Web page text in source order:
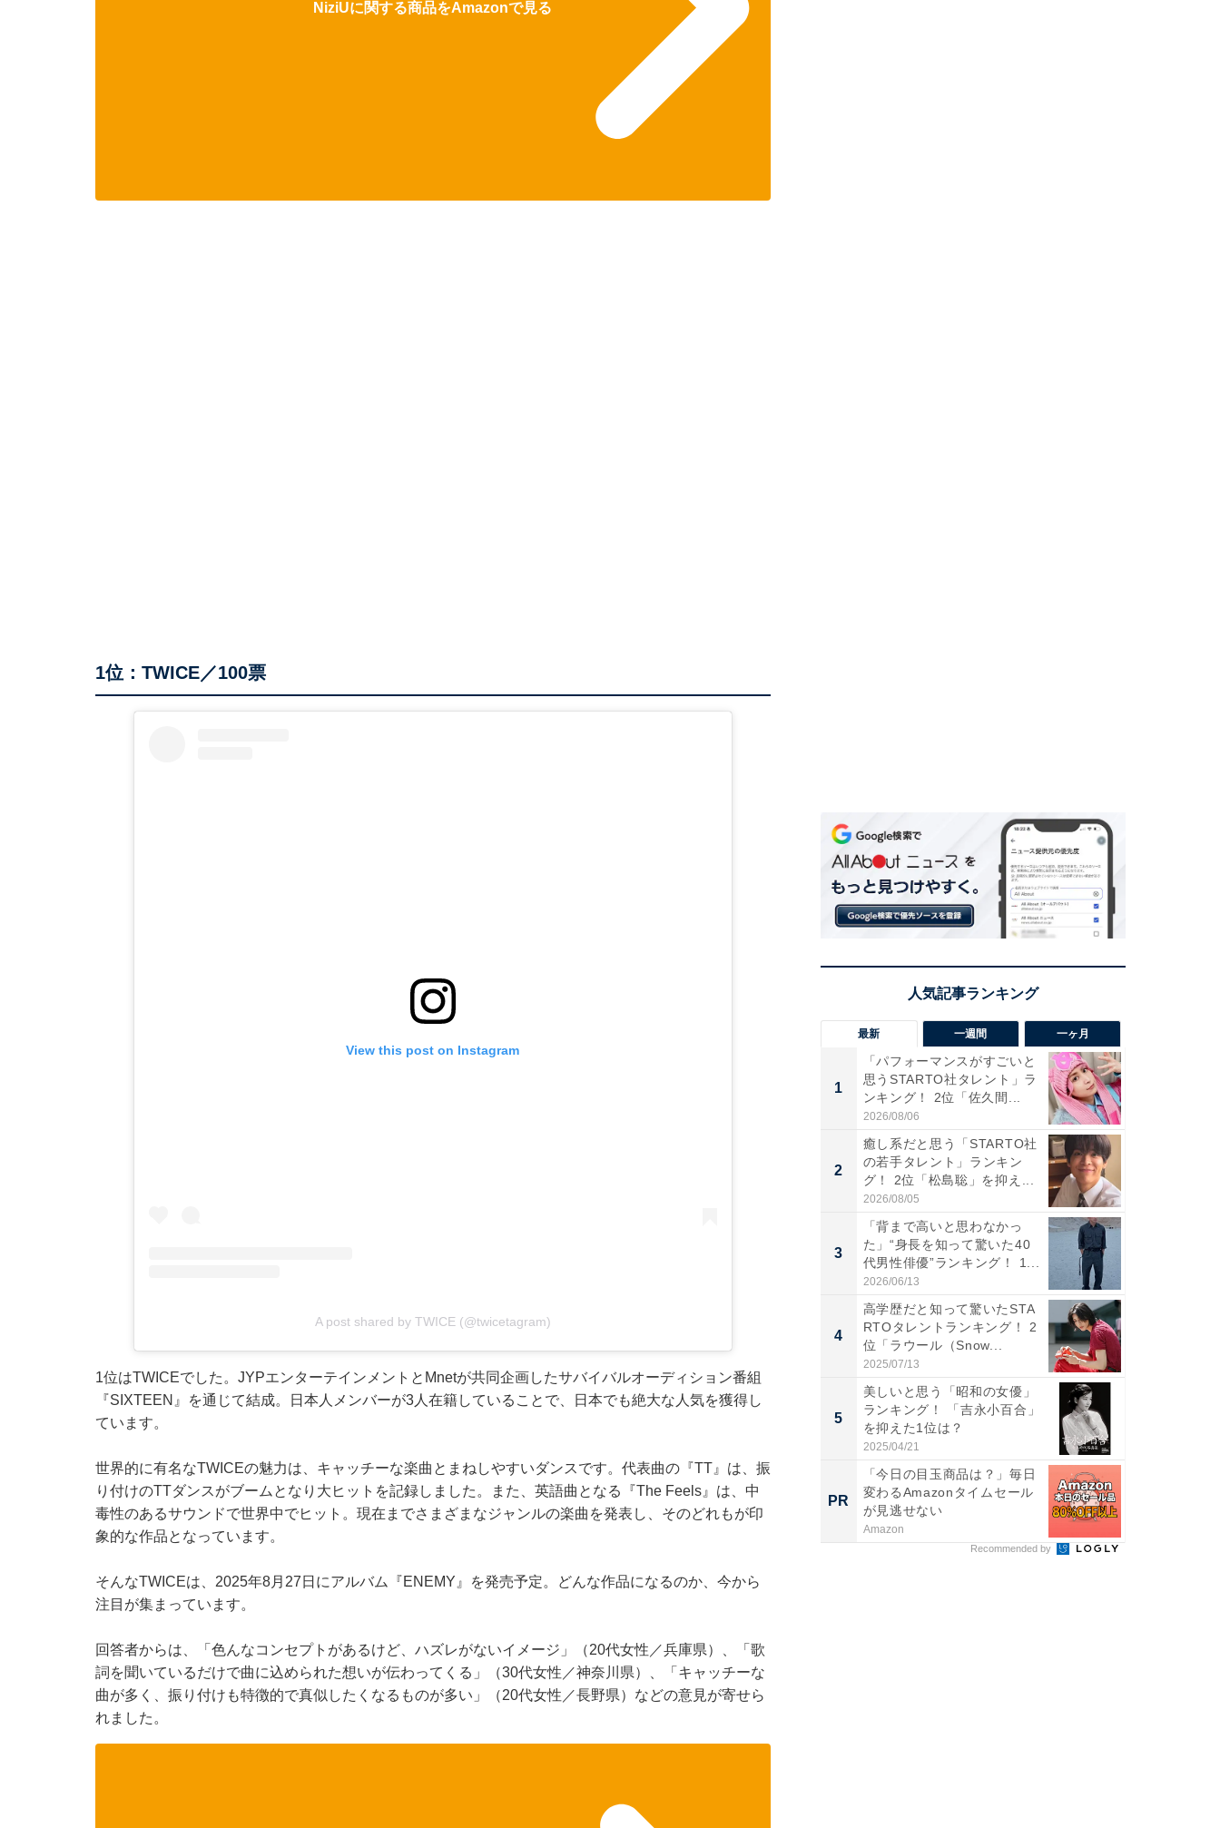
NiziUに関する商品をAmazonで見る
1位：TWICE／100票
View this post on Instagram
A post shared by TWICE (@twicetagram)
1位はTWICEでした。JYPエンターテインメントとMnetが共同企画したサバイバルオーディション番組
『SIXTEEN』を通じて結成。日本人メンバーが3人在籍していることで、日本でも絶大な人気を獲得し
ています。
世界的に有名なTWICEの魅力は、キャッチーな楽曲とまねしやすいダンスです。代表曲の『TT』は、振
り付けのTTダンスがブームとなり大ヒットを記録しました。また、英語曲となる『The Feels』は、中
毒性のあるサウンドで世界中でヒット。現在までさまざまなジャンルの楽曲を発表し、そのどれもが印
象的な作品となっています。
そんなTWICEは、2025年8月27日にアルバム『ENEMY』を発売予定。どんな作品になるのか、今から
注目が集まっています。
回答者からは、「色んなコンセプトがあるけど、ハズレがないイメージ」（20代女性／兵庫県）、「歌
詞を聞いているだけで曲に込められた想いが伝わってくる」（30代女性／神奈川県）、「キャッチーな
曲が多く、振り付けも特徴的で真似したくなるものが多い」（20代女性／長野県）などの意見が寄せら
れました。
最新 一週間 一ヶ月
1
「パフォーマンスがすごいと
思うSTARTO社タレント」ラ
ンキング！ 2位「佐久間...
2026/08/06
2
癒し系だと思う「STARTO社
の若手タレント」ランキン
グ！ 2位「松島聡」を抑え...
2026/08/05
3
「背まで高いと思わなかっ
た」“身長を知って驚いた40
代男性俳優”ランキング！ 1...
2026/06/13
4
高学歴だと知って驚いたSTA
RTOタレントランキング！ 2
位「ラウール（Snow...
2025/07/13
5
美しいと思う「昭和の女優」
ランキング！ 「吉永小百合」
を抑えた1位は？
2025/04/21
PR
「今日の目玉商品は？」毎日
変わるAmazonタイムセール
が見逃せない
Amazon
Recommended by